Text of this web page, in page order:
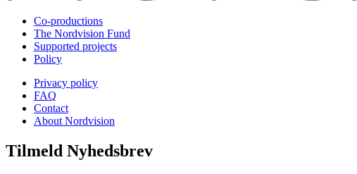
Co-productions
The Nordvision Fund
Supported projects
Policy
Privacy policy
FAQ
Contact
About Nordvision
Tilmeld Nyhedsbrev